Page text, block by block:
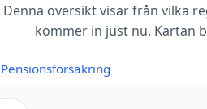
Denna översikt visar från vilka
kommer in just nu. Kartan